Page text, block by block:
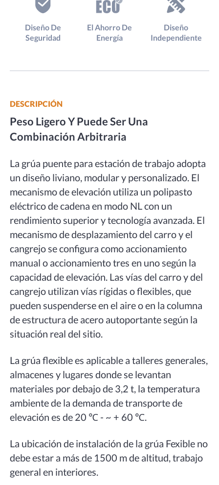
Diseño De
Seguridad
El Ahorro De
Energía
Diseño
Independiente
DESCRIPCIÓN
Peso Ligero YPuede Ser Una
Combinación Arbitraria
La grúa puente para estación de trabajo adopta
un diseño liviano, modular y personalizado. El
mecanismo de elevación utiliza un polipasto
eléctrico de cadena en modo NL con un
rendimiento superior y tecnología avanzada. El
mecanismo de desplazamiento del carro y el
cangrejo se configura como accionamiento
manual o accionamiento tres en uno según la
capacidad de elevación. Las vías del carro y del
cangrejo utilizan vías rígidas o flexibles, que
pueden suspenderse en el aire o en la columna
de estructura de acero autoportante según la
situación real del sitio.
La grúa flexible es aplicable a talleres generales,
almacenes y lugares donde se levantan
materiales por debajo de 3,2 t, la temperatura
ambiente de la demanda de transporte de
elevación es de 20 ℃ - ~ + 60 ℃.
La ubicación de instalación de la grúa Fexible no
debe estar a más de 1500 m de altitud, trabajo
general en interiores.